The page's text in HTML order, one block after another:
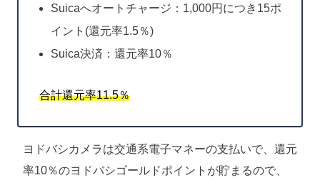
Suicaへオートチャージ：1,000円につき15ポ
イント(還元率1.5％)
Suica決済：還元率10％
合計還元率11.5％
ヨドバシカメラは交通系電子マネーの支払いで、還元
率10％のヨドバシゴールドポイントが貯まるので、